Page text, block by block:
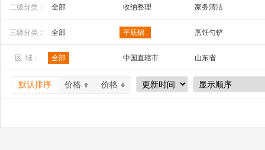
安全防护 五金工具
家装建材 机床 机械及行业设备
二级分类： 全部 收纳整理
家务清洁
三级分类：
全部 平底锅
烹饪勺铲
区 域：
全部 中国直辖市
山东省
广西
辽宁省
吉林省
宁夏
四川省 贵州省
默认排序 价格 价格